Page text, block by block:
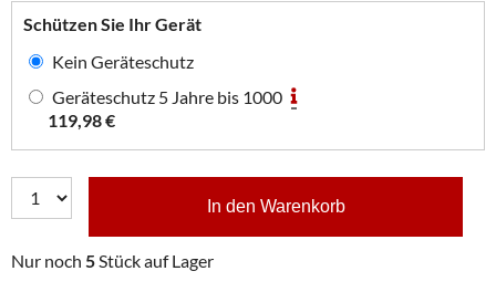
Schützen Sie Ihr Gerät
Kein Geräteschutz
Geräteschutz 5 Jahre bis 1000
119,98 €
In den Warenkorb
Nur noch 5 Stück auf Lager